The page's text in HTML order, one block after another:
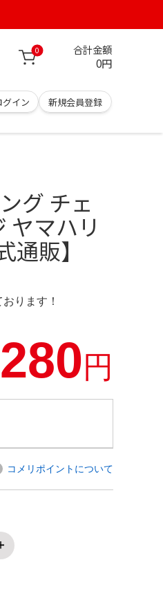
0 合計金額
0円
グイン 新規会員登録
グ チェ
ヤマハリ
販】
ります！
円
コメリポイントについて